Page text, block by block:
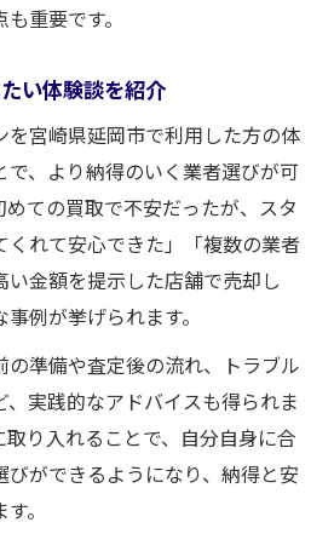
重要です。
い体験談を紹介
を宮崎県延岡市で利用した方の体
で、より納得のいく業者選びが可
ての買取で不安だったが、スタ
くれて安心できた」「複数の業者
い金額を提示した店舗で売却し
例が挙げられます。
の準備や査定後の流れ、トラブル
実践的なアドバイスも得られま
り入れることで、自分自身に合
びができるようになり、納得と安
。